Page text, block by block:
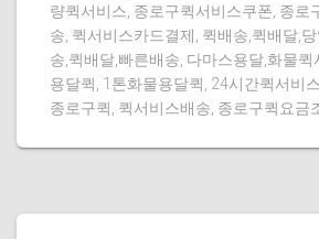
량퀵서비스, 종로구퀵서비스쿠폰, 종로
송, 퀵서비스카드결제, 퀵배송,퀵배달,
송,퀵배달,빠른배송, 다마스용달,화물퀵
용달퀵, 1톤화물용달퀵, 24시간퀵서비
종로구퀵, 퀵서비스배송, 종로구퀵요금